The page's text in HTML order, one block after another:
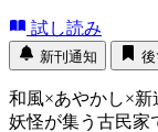
試し読み
新刊通知 後
和風×あやかし×新
妖怪が集う古民